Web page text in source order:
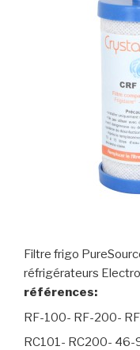
Filtre frigo
réfrigérateurs
références:
RF-100- RF-200-
RC101- RC200-